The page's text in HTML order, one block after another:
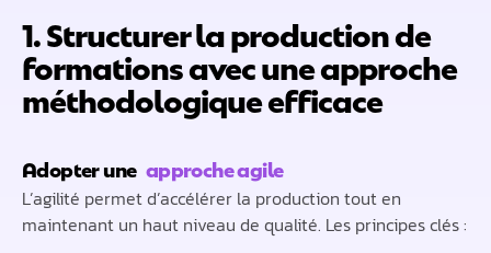
1. Structurer la production de
formations avec une approche
méthodologique efficace
Adopter une approche agile
L’agilité permet d’accélérer la production tout en
maintenant un haut niveau de qualité. Les principes clés :